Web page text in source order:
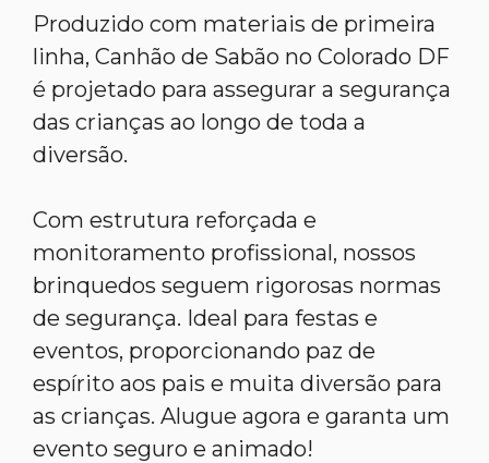
Produzido com materiais de primeira
linha, Canhão de Sabão no Colorado DF
é projetado para assegurar a segurança
das crianças ao longo de toda a
diversão.
Com estrutura reforçada e
monitoramento profissional, nossos
brinquedos seguem rigorosas normas
de segurança. Ideal para festas e
eventos, proporcionando paz de
espírito aos pais e muita diversão para
as crianças. Alugue agora e garanta um
evento seguro e animado!